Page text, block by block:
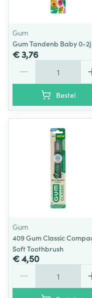
Gum
Gum Tandenb Baby 0-2j
€ 3,76
Bestel
Gum
409 Gum Classic
Soft Toothbrush
€ 4,50